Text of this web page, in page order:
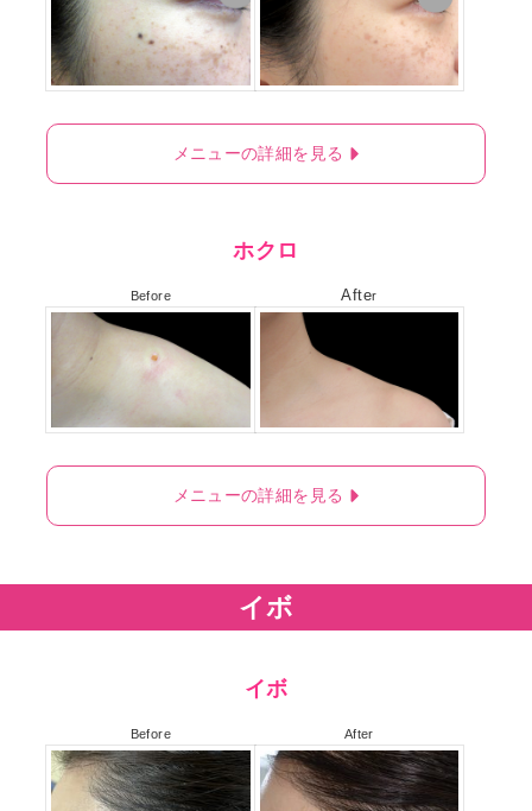
メニューの詳細を見る
ホクロ
Before After
メニューの詳細を見る
イボ
イボ
Before After